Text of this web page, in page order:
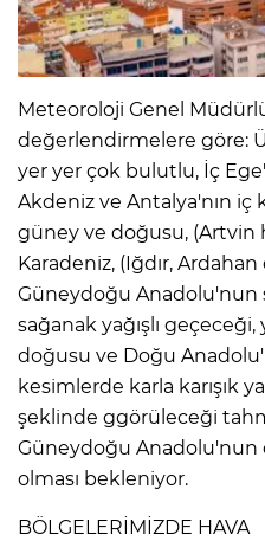
Meteoroloji Genel
değerlendirmelere göre:
yer yer çok bulutlu, İç
Akdeniz ve Antalya'nın iç
güney ve doğusu, (Artvin
Karadeniz, (Iğdır, Ardahan
Güneydoğu
sağanak yağışlı
doğusu ve Doğu
kesimlerde karla karışık
şeklinde ggörüleceği
Güneydoğu
olması bekleniyor.
BÖLGELERİMİZDE HAVA